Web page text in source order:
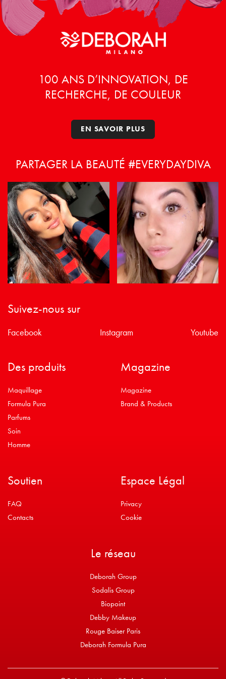
options
être
choisies
page
du
100 ANS D’INNOVATION, DE
RECHERCHE, DE COULEUR
EN SAVOIR PLUS
PARTAGER LA BEAUTÉ #EVERYDAYDIVA
Suivez-nous sur
Facebook Instagram Youtube
Des produits
Maquillage
Formula Pura
Parfums
Soin
Homme
Magazine
Magazine
Brand & Products
Soutien
FAQ
Contacts
Espace Légal
Privacy
Cookie
Le réseau
Deborah Group
Sodalis Group
Biopoint
Debby Makeup
Rouge Baiser Paris
Deborah Formula Pura